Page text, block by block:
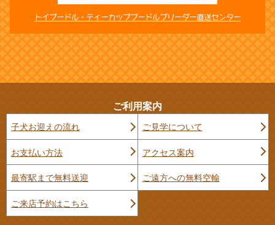
トイプードル・ティーカッププードルブリーダー直送センター
ご利用案内
子犬お迎えの流れ ご見学について
お支払い方法 アクセス案内
最寄駅まで無料送迎 ご遠方への無料空輸
ご来店予約はこちら